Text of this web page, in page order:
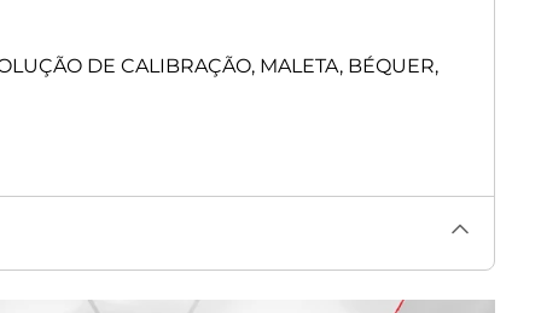
DE CALIBRAÇÃO, MALETA, BÉQUER,